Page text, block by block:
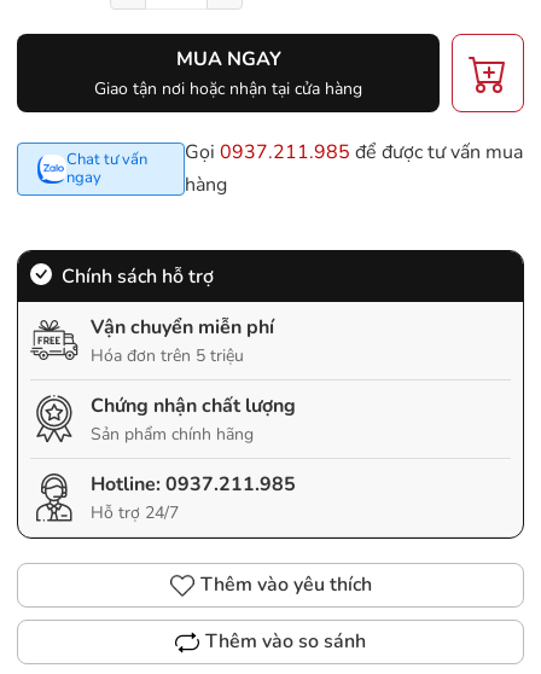
MUA NGAY
Giao tận nơi hoặc nhận tại cửa hàng
Chat tư vấn
ngay
Gọi 0937.211.985 để được tư vấn mua
hàng
Chính sách hỗ trợ
Vận chuyển miễn phí
Hóa đơn trên 5 triệu
Chứng nhận chất lượng
Sản phẩm chính hãng
Hotline:0937.211.985
Hỗ trợ 24/7
Thêm vào yêu thích
Thêm vào so sánh